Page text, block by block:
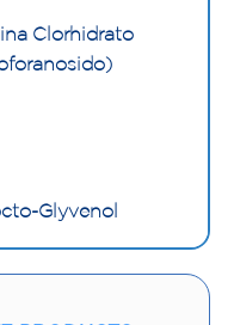
Clorhidrato
Glyvenol
SAS